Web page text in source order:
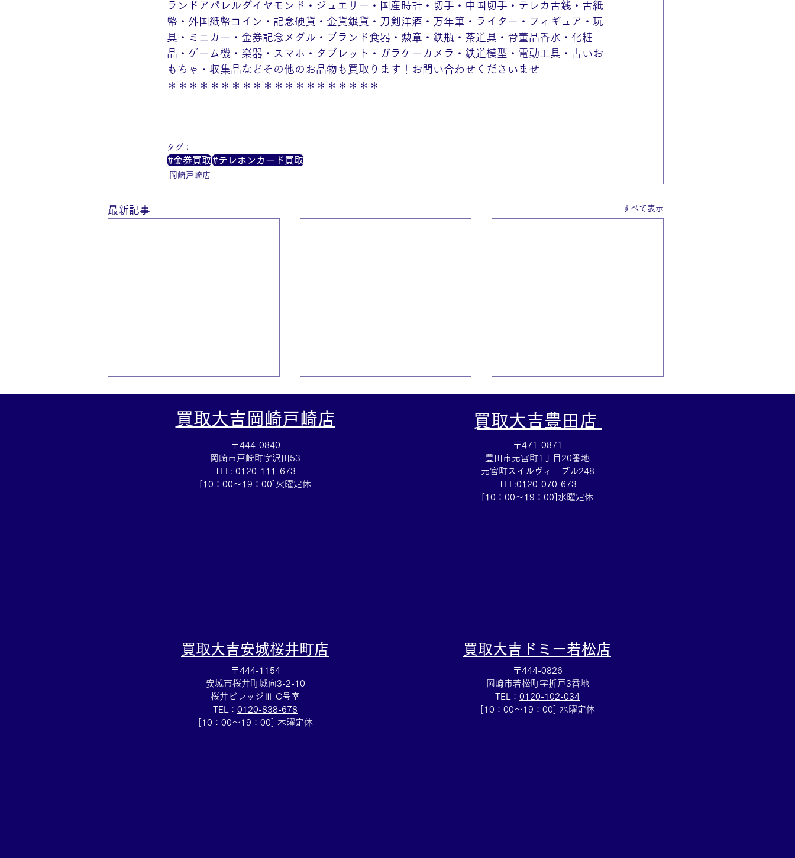
ランドアパレルダイヤモンド・ジュエリー・国産時計・切手・中国切手・テレカ古銭・古紙
幣・外国紙幣コイン・記念硬貨・金貨銀貨・刀剣洋酒・万年筆・ライター・フィギュア・玩
具・ミニカー・金券記念メダル・ブランド食器・勲章・鉄瓶・茶道具・骨董品香水・化粧
品・ゲーム機・楽器・スマホ・タブレット・ガラケーカメラ・鉄道模型・電動工具・古いお
もちゃ・収集品などその他のお品物も買取ります！お問い合わせくださいませ
＊＊＊＊＊＊＊＊＊＊＊＊＊＊＊＊＊＊＊＊
タグ：
#金券買取#テレホンカード買取
岡崎戸崎店
最新記事 すべて表示
☆なかなか重さのある銀杯買
買取大吉岡崎戸崎店
〒444-0840
岡崎市戸崎町字沢田53
TEL: 0120-111-673
[10：00～19：00]火曜定休
買取大吉安城桜井町店
〒444-1154
安城市桜井町城向3-2-10
桜井ビレッジⅢ C号室
TEL： 0120-838-678
[10：00～19：00] 木曜定休
​買取大吉豊田店
〒471-0871
豊田市元宮町1丁目20番地
元宮町スイルヴィーブル248
TEL:0120-070-673
[10：00～19：00]水曜定休
買取大吉ドミー若松店
〒444-0826
岡崎市若松町字折戸3番地
TEL： 0120-102-034
[10：00～19：00] 水曜定休